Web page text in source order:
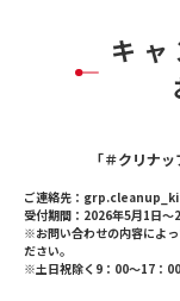
キ
「＃クリナ
ご連絡先：
受付期間：2026年5月1日〜
※お問い合わせの内容によ
ださい。
※土日祝除く9：00～17：00